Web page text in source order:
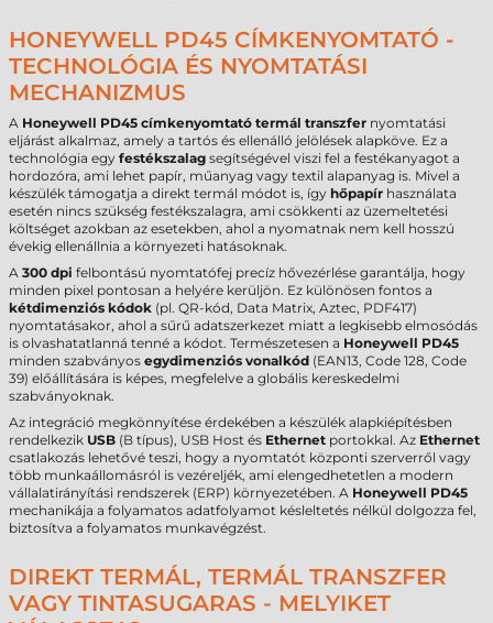
HONEYWELL PD45 CÍMKENYOMTATÓ -
TECHNOLÓGIA ÉS NYOMTATÁSI
MECHANIZMUS
A Honeywell PD45 címkenyomtató termál transzfer nyomtatási
eljárást alkalmaz, amely a tartós és ellenálló jelölések alapköve. Ez a
technológia egy festékszalag segítségével viszi fel a festékanyagot a
hordozóra, ami lehet papír, műanyag vagy textil alapanyag is. Mivel a
készülék támogatja a direkt termál módot is, így hőpapír használata
esetén nincs szükség festékszalagra, ami csökkenti az üzemeltetési
költséget azokban az esetekben, ahol a nyomatnak nem kell hosszú
évekig ellenállnia a környezeti hatásoknak.
A 300 dpi felbontású nyomtatófej precíz hővezérlése garantálja, hogy
minden pixel pontosan a helyére kerüljön. Ez különösen fontos a
kétdimenziós kódok (pl. QR-kód, Data Matrix, Aztec, PDF417)
nyomtatásakor, ahol a sűrű adatszerkezet miatt a legkisebb elmosódás
is olvashatatlanná tenné a kódot. Természetesen a Honeywell PD45
minden szabványos egydimenziós vonalkód (EAN13, Code 128, Code
39) előállítására is képes, megfelelve a globális kereskedelmi
szabványoknak.
Az integráció megkönnyítése érdekében a készülék alapkiépítésben
rendelkezik USB (B típus), USB Host és Ethernet portokkal. Az Ethernet
csatlakozás lehetővé teszi, hogy a nyomtatót központi szerverről vagy
több munkaállomásról is vezéreljék, ami elengedhetetlen a modern
vállalatirányítási rendszerek (ERP) környezetében. A Honeywell PD45
mechanikája a folyamatos adatfolyamot késleltetés nélkül dolgozza fel,
biztosítva a folyamatos munkavégzést.
DIREKT TERMÁL, TERMÁL TRANSZFER
VAGY TINTASUGARAS - MELYIKET